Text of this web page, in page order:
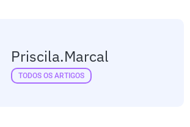
Priscila.marcal
TODOS OS ARTIGOS